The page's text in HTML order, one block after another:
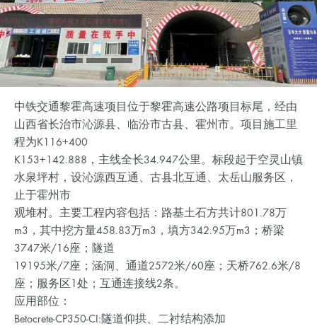
中铁交通黎霍高速项目位于黎霍高速公路项目标尾，经由
山西省长治市沁源县、临汾市古县、霍州市。项目施工里
程为K116+400
K153+142.888，主线全长34.947公里。标段起于空灵山镇
水泉坪村，设沁源西互通、古县北互通、太岳山服务区，
止于霍州市
观堆村。主要工程内容包括：路基土石方共计801.78万
m3，其中挖方量458.83万m3，填方342.95万m3；桥梁
3747米/16座；隧道
19195米/7座；涵洞、通道2572米/60座；天桥762.6米/8
座；服务区1处；互通连接线2条。
应用部位：
Betocrete-CP350-CI:隧道仰拱、二衬结构添加